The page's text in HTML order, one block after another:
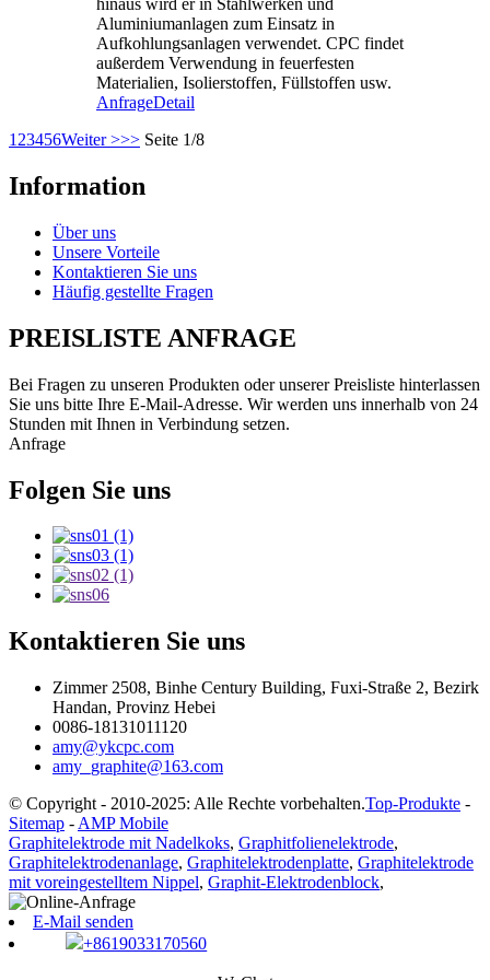
hinaus wird er in Stahlwerken und
Aluminiumanlagen zum Einsatz in
Aufkohlungsanlagen verwendet. CPC findet
außerdem Verwendung in feuerfesten
Materialien, Isolierstoffen, Füllstoffen usw.
AnfrageDetail
1 23456Weiter >>> Seite 1/8
Information
Über uns
Unsere Vorteile
Kontaktieren Sie uns
Häufig gestellte Fragen
PREISLISTE ANFRAGE
Bei Fragen zu unseren Produkten oder unserer Preisliste hinterlassen
Sie uns bitte Ihre E-Mail-Adresse. Wir werden uns innerhalb von 24
Stunden mit Ihnen in Verbindung setzen.
Anfrage
Folgen Sie uns
Kontaktieren Sie uns
Zimmer 2508, Binhe Century Building, Fuxi-Straße 2, Bezirk
Handan, Provinz Hebei
0086-18131011120
amy@ykcpc.com
amy_graphite@163.com
© Copyright - 2010-2025: Alle Rechte vorbehalten.Top-Produkte -
Sitemap - AMP Mobile
Graphitelektrode mit Nadelkoks, Graphitfolienelektrode,
Graphitelektrodenanlage, Graphitelektrodenplatte, Graphitelektrode
mit voreingestelltem Nippel, Graphit-Elektrodenblock,
E-Mail senden
+8619033170560